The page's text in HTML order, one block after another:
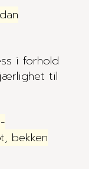
i forhold
til
bekken